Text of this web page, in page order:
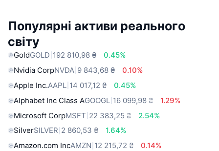
Популярні активи реального
світу
GoldGOLD 192 810,98 ₴
0.45%
Nvidia CorpNVDA 9 843,68 ₴
0.10%
Apple Inc.AAPL 14 017,12 ₴
0.45%
Alphabet Inc Class AGOOGL 16 099,98 ₴
1.29%
Microsoft CorpMSFT 22 383,25 ₴
2.54%
SilverSILVER 2 860,53 ₴
1.64%
Amazon.com IncAMZN 12 215,72 ₴
0.14%